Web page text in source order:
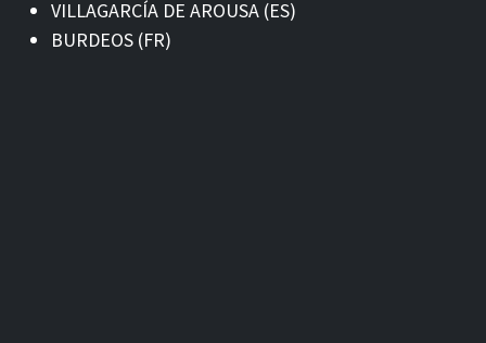
VILLAGARCÍA DE AROUSA (ES)
BURDEOS (FR)